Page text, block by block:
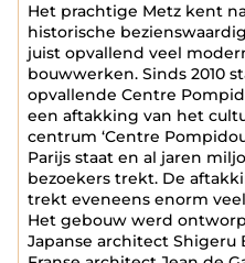
Het prachtige Metz kent
historische
juist opvallend veel
bouwwerken. Sinds 2010
opvallende Centre
een aftakking van het
centrum ‘Centre
Parijs staat en al jaren
bezoekers trekt. De
trekt eveneens enorm
Het gebouw werd
Japanse architect Shigeru